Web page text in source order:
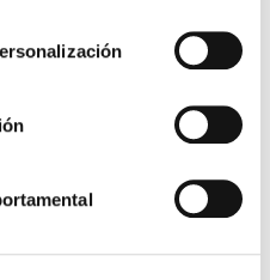
que no